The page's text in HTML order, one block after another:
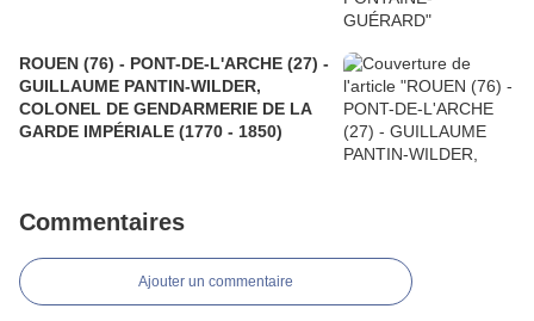
ROUEN (76) - PONT-DE-L'ARCHE (27) -
GUILLAUME PANTIN-WILDER,
COLONEL DE GENDARMERIE DE LA
GARDE IMPÉRIALE (1770 - 1850)
Commentaires
Ajouter un commentaire